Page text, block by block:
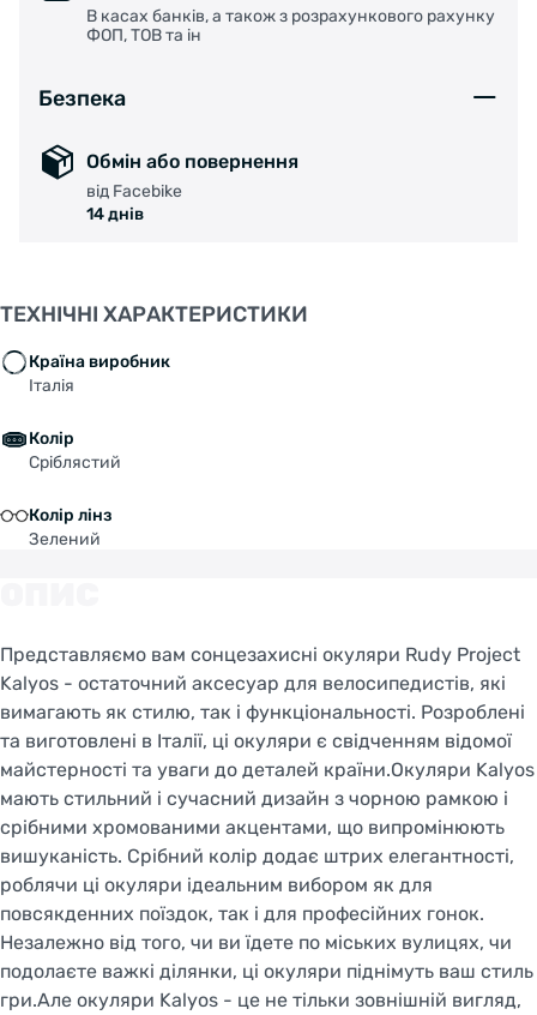
В касах банків, а також з розрахункового рахунку
ФОП, ТОВ та ін
Безпека
Обмін або повернення
від Facebike
14 днів
ТЕХНІЧНІ ХАРАКТЕРИСТИКИ
Країна виробник
Італія
Колір
Сріблястий
Колір лінз
Зелений
Представляємо вам сонцезахисні окуляри Rudy Project
Kalyos - остаточний аксесуар для велосипедистів, які
вимагають як стилю, так і функціональності. Розроблені
та виготовлені в Італії, ці окуляри є свідченням відомої
майстерності та уваги до деталей країни.Окуляри Kalyos
мають стильний і сучасний дизайн з чорною рамкою і
срібними хромованими акцентами, що випромінюють
вишуканість. Срібний колір додає штрих елегантності,
роблячи ці окуляри ідеальним вибором як для
повсякденних поїздок, так і для професійних гонок.
Незалежно від того, чи ви їдете по міських вулицях, чи
подолаєте важкі ділянки, ці окуляри піднімуть ваш стиль
гри.Але окуляри Kalyos - це не тільки зовнішній вигляд,